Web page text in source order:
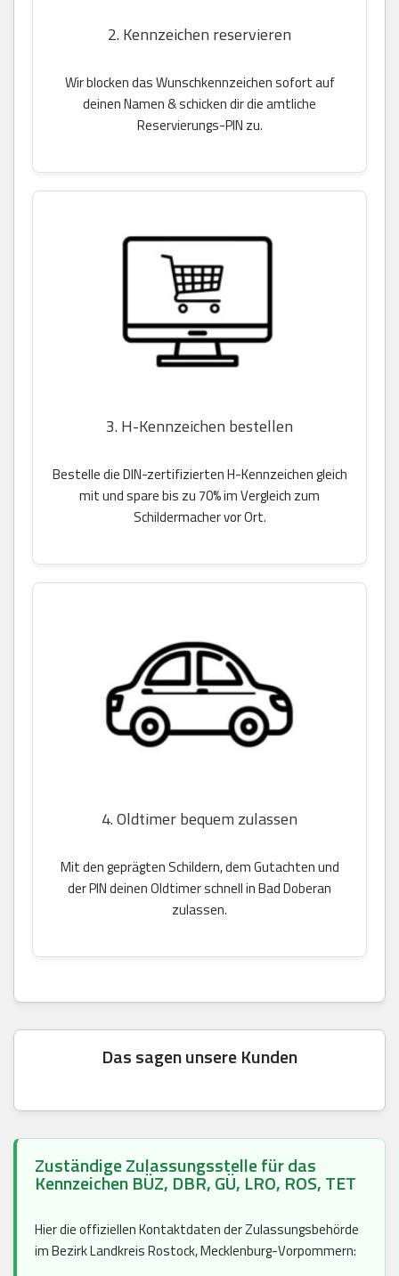
2. Kennzeichen reservieren
Wir blocken das Wunschkennzeichen sofort auf
deinen Namen & schicken dir die amtliche
Reservierungs-PIN zu.
3. H-Kennzeichen bestellen
Bestelle die DIN-zertifizierten H-Kennzeichen gleich
mit und spare bis zu 70% im Vergleich zum
Schildermacher vor Ort.
4. Oldtimer bequem zulassen
Mit den geprägten Schildern, dem Gutachten und
der PIN deinen Oldtimer schnell in Bad Doberan
zulassen.
Das sagen unsere Kunden
Zuständige Zulassungsstelle für das
Kennzeichen BÜZ, DBR, GÜ, LRO, ROS, TET
Hier die offiziellen Kontaktdaten der Zulassungsbehörde
im Bezirk Landkreis Rostock, Mecklenburg-Vorpommern: